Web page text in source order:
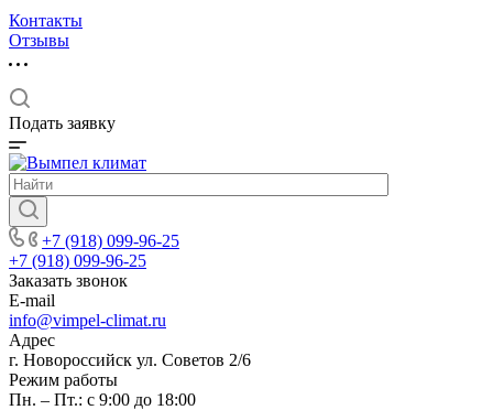
Контакты
Отзывы
Подать заявку
+7 (918) 099-96-25
+7 (918) 099-96-25
Заказать звонок
E-mail
info@vimpel-climat.ru
Адрес
г. Новороссийск ул. Советов 2/6
Режим работы
Пн. – Пт.: с 9:00 до 18:00